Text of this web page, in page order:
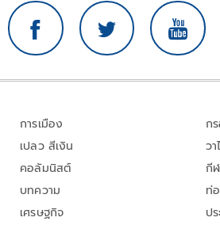
การเมือง
เปลว สีเงิน
คอลัมนิสต์
บทความ
เศรษฐกิจ
ก
วา
กี
ท่
ป